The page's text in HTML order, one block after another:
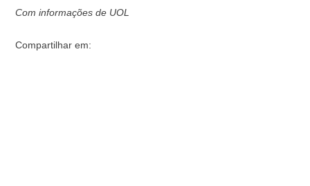
Com informações de UOL
Compartilhar em: